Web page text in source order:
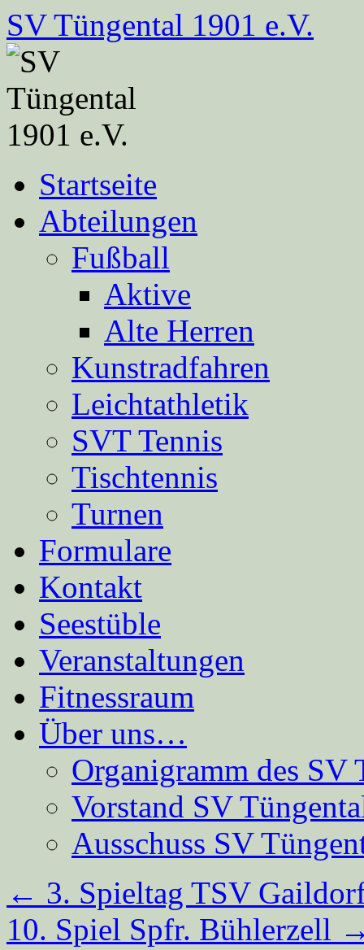
Zum
Inhalt
springen
SV Tüngental 1901 e.V.
Startseite
Abteilungen
Fußball
Aktive
Alte Herren
Kunstradfahren
Leichtathletik
SVT Tennis
Tischtennis
Turnen
Formulare
Kontakt
Seestüble
Veranstaltungen
Fitnessraum
Über uns…
Organigramm des SV
Vorstand SV
Ausschuss SV
← 3. Spieltag TSV
10. Spiel Spfr. Bühlerzell